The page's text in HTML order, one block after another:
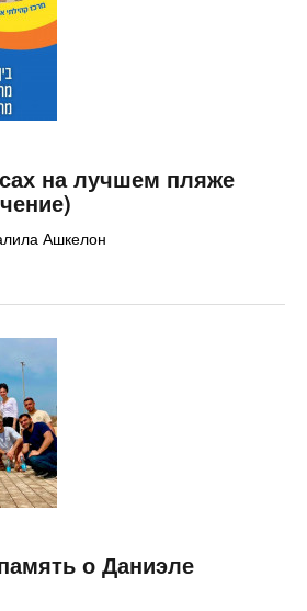
на лучшем пляже
Ашкелон
о Даниэле